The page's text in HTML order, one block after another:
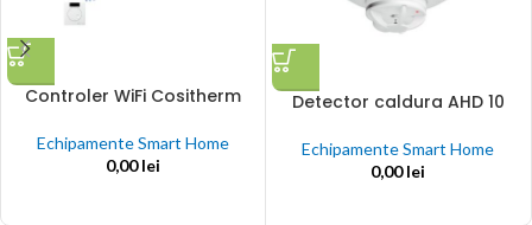
Controler WiFi Cositherm
Echipamente Smart Home
0,00lei
Detector caldura AHD 10
Echipamente Smart Home
0,00lei